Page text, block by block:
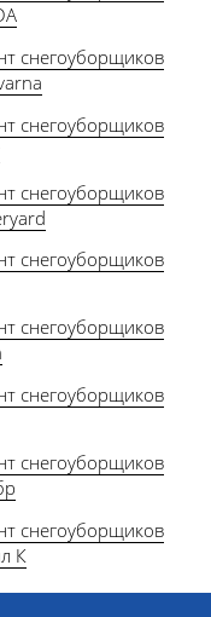
снегоуборщиков
снегоуборщиков
снегоуборщиков
снегоуборщиков
снегоуборщиков
снегоуборщиков
снегоуборщиков
снегоуборщиков
К